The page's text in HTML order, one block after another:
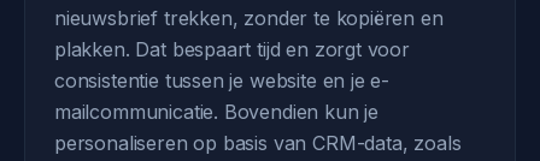
nieuwsbrief trekken, zonder te kopiëren en
plakken. Dat bespaart tijd en zorgt voor
consistentie tussen je website en je e-
mailcommunicatie. Bovendien kun je
personaliseren op basis van CRM-data, zoals